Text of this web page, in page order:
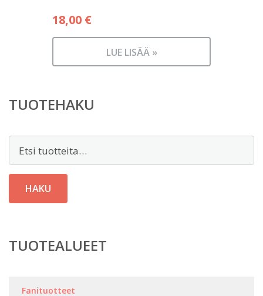
18,00 €
LUE LISÄÄ »
TUOTEHAKU
HAKU
TUOTEALUEET
Fanituotteet